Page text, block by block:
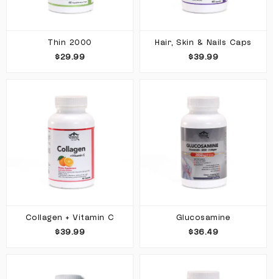
Thin 2000
$29.99
Hair, Skin & Nails Caps
$39.99
Collagen + Vitamin C
$39.99
Glucosamine
$36.49